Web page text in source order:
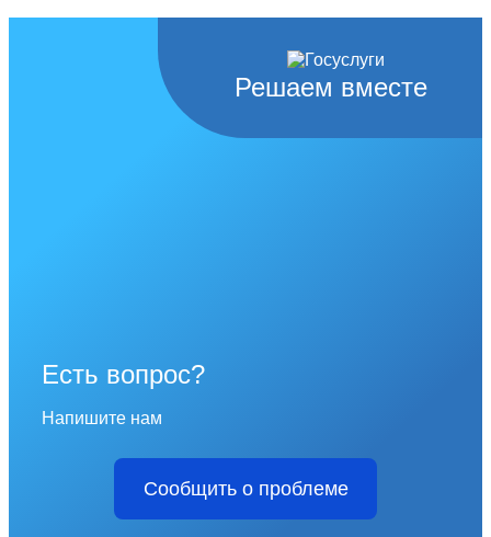
Решаем вместе
Есть вопрос?
Напишите нам
Сообщить о проблеме